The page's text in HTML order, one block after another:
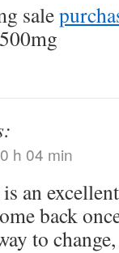
sale
h 04 min
an
back
to